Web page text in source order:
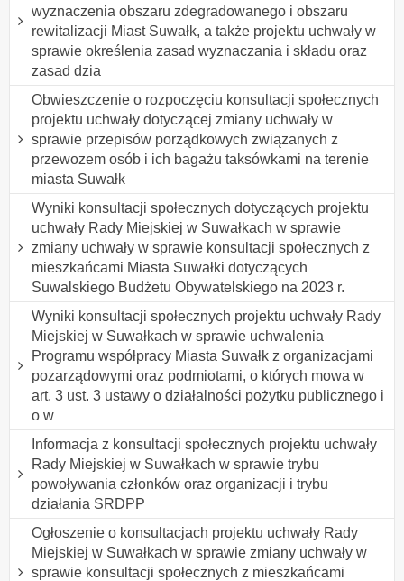
wyznaczenia obszaru zdegradowanego i obszaru
rewitalizacji Miast Suwałk, a także projektu uchwały w
sprawie określenia zasad wyznaczania i składu oraz
zasad dzia
Obwieszczenie o rozpoczęciu konsultacji społecznych
projektu uchwały dotyczącej zmiany uchwały w
sprawie przepisów porządkowych związanych z
przewozem osób i ich bagażu taksówkami na terenie
miasta Suwałk
Wyniki konsultacji społecznych dotyczących projektu
uchwały Rady Miejskiej w Suwałkach w sprawie
zmiany uchwały w sprawie konsultacji społecznych z
mieszkańcami Miasta Suwałki dotyczących
Suwalskiego Budżetu Obywatelskiego na 2023 r.
Wyniki konsultacji społecznych projektu uchwały Rady
Miejskiej w Suwałkach w sprawie uchwalenia
Programu współpracy Miasta Suwałk z organizacjami
pozarządowymi oraz podmiotami, o których mowa w
art. 3 ust. 3 ustawy o działalności pożytku publicznego i
o w
Informacja z konsultacji społecznych projektu uchwały
Rady Miejskiej w Suwałkach w sprawie trybu
powoływania członków oraz organizacji i trybu
działania SRDPP
Ogłoszenie o konsultacjach projektu uchwały Rady
Miejskiej w Suwałkach w sprawie zmiany uchwały w
sprawie konsultacji społecznych z mieszkańcami